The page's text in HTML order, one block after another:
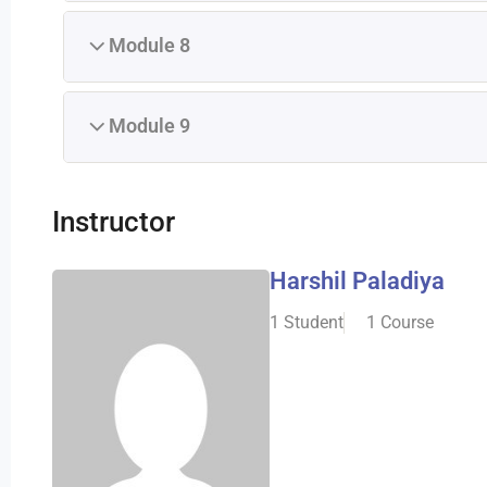
Module 8
Module 9
Instructor
Harshil Paladiya
1 Student 1 Course